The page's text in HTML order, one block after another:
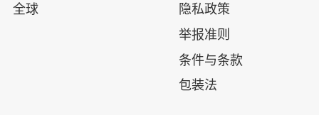
全球
隐私政策
举报准则
条件与条款
包装法